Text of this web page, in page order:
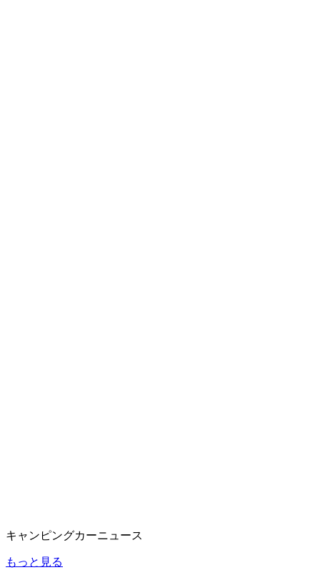
キャンピングカーニュース
もっと見る